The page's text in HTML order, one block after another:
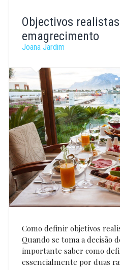
Mendão
Objectivos
emagrecimento
Joana Jardim
Como definir objetivos
Quando se toma a decisão
importante saber como
essencialmente por duas